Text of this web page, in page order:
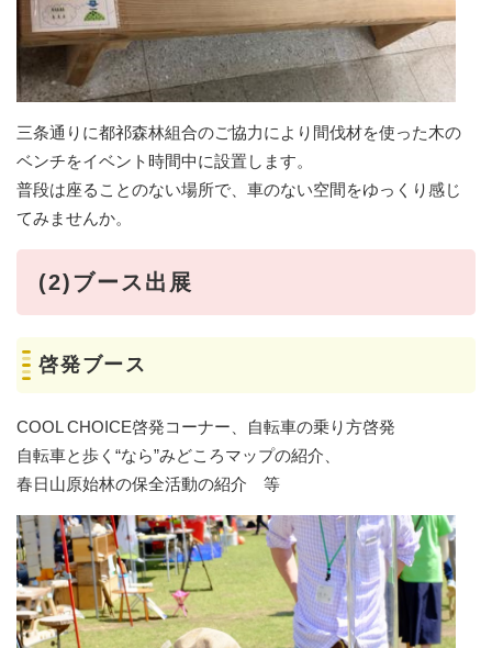
三条通りに都祁森林組合のご協力により間伐材を使った木の
ベンチをイベント時間中に設置します。
普段は座ることのない場所で、車のない空間をゆっくり感じ
てみませんか。
(2)ブース出展
啓発ブース
COOL CHOICE啓発コーナー、自転車の乗り方啓発
自転車と歩く“なら”みどころマップの紹介、
春日山原始林の保全活動の紹介 等